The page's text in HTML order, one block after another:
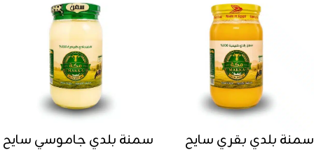
سمنة بلدي بقري سايح
سمنة بلدي جاموسي سايح